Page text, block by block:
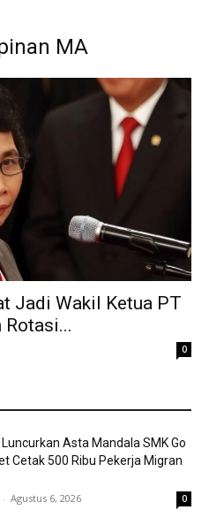
MA
Jadi Wakil Ketua PT
Rotasi...
0
Asta Mandala SMK Go
Cetak 500 Ribu Pekerja Migran
- Agustus 6, 2026 0